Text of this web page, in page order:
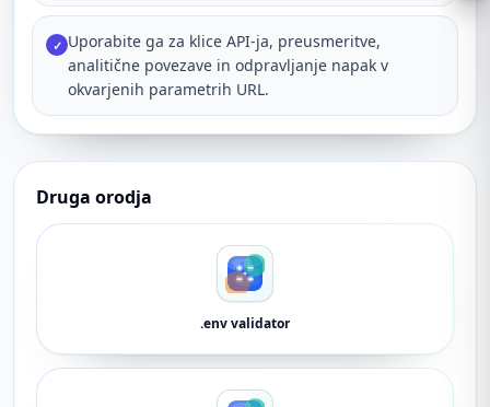
✓ Uporabite ga za klice API-ja, preusmeritve,
analitične povezave in odpravljanje napak v
okvarjenih parametrih URL.
Druga orodja
.env validator